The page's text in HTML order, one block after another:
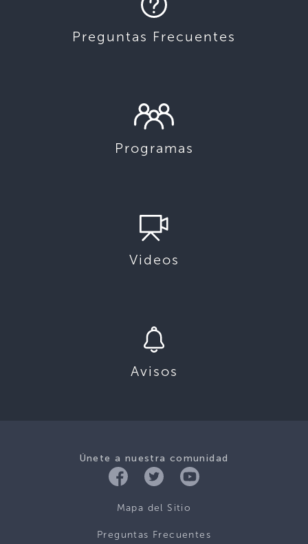
Preguntas Frecuentes
Programas
Videos
Avisos
Únete a nuestra comunidad
Mapa del Sitio
Preguntas Frecuentes